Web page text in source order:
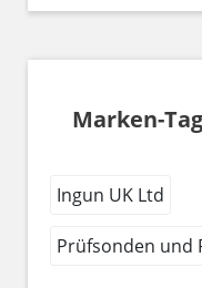
Marken-
Ingun UK Ltd
Prüfsonden und